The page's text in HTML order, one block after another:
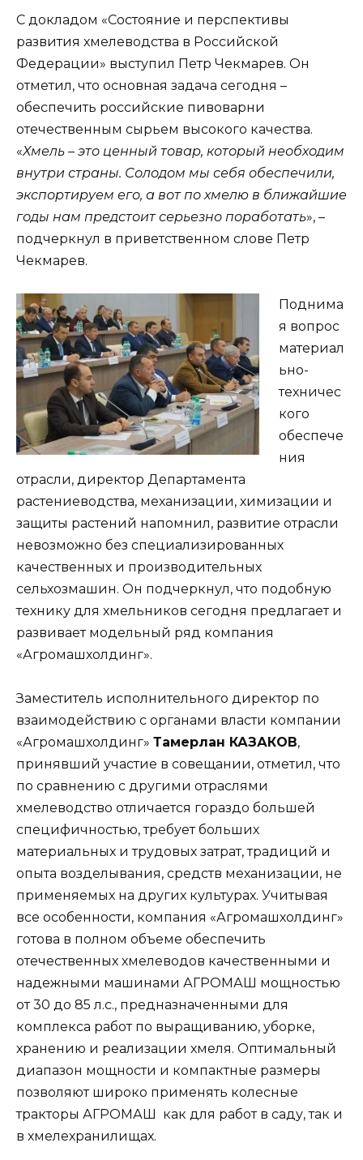
С докладом «Состояние и перспективы
развития хмелеводства в Российской
Федерации» выступил Петр Чекмарев. Он
отметил, что основная задача сегодня –
обеспечить российские пивоварни
отечественным сырьем высокого качества.
«Хмель – это ценный товар, который необходим
внутри страны. Солодом мы себя обеспечили,
экспортируем его, а вот по хмелю в ближайшие
годы нам предстоит серьезно поработать», –
подчеркнул в приветственном слове Петр
Чекмарев.
Поднима
я вопрос
материал
ьно-
техничес
кого
обеспече
ния
отрасли, директор Департамента
растениеводства, механизации, химизации и
защиты растений напомнил, развитие отрасли
невозможно без специализированных
качественных и производительных
сельхозмашин. Он подчеркнул, что подобную
технику для хмельников сегодня предлагает и
развивает модельный ряд компания
«Агромашхолдинг».
Заместитель исполнительного директор по
взаимодействию с органами власти компании
«Агромашхолдинг» Тамерлан КАЗАКОВ,
принявший участие в совещании, отметил, что
по сравнению с другими отраслями
хмелеводство отличается гораздо большей
специфичностью, требует больших
материальных и трудовых затрат, традиций и
опыта возделывания, средств механизации, не
применяемых на других культурах. Учитывая
все особенности, компания «Агромашхолдинг»
готова в полном объеме обеспечить
отечественных хмелеводов качественными и
надежными машинами АГРОМАШ мощностью
от 30 до 85 л.с., предназначенными для
комплекса работ по выращиванию, уборке,
хранению и реализации хмеля. Оптимальный
диапазон мощности и компактные размеры
позволяют широко применять колесные
тракторы АГРОМАШ как для работ в саду, так и
в хмелехранилищах.